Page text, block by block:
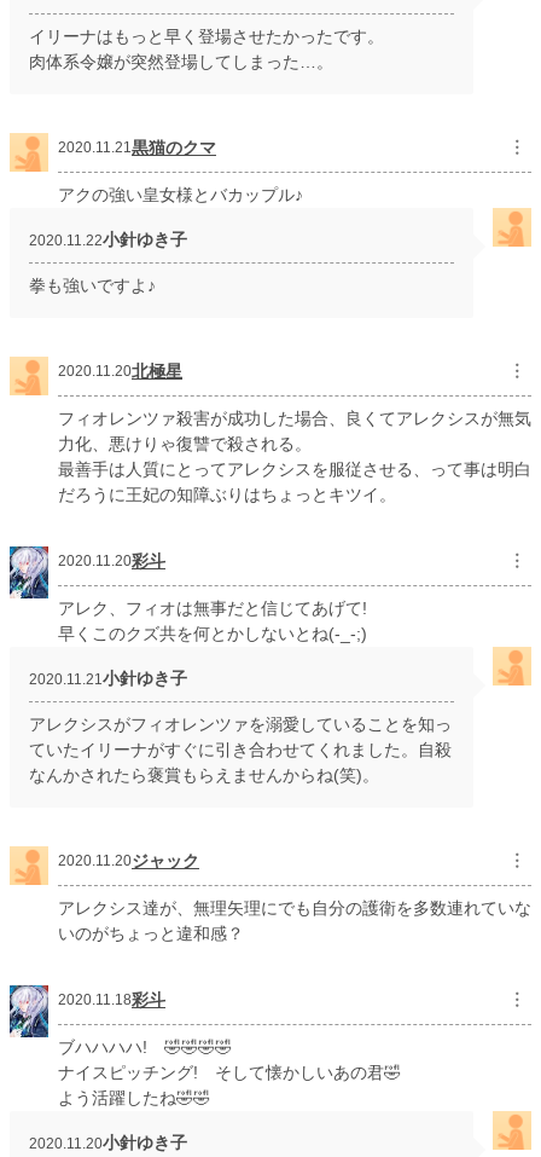
イリーナはもっと早く登場させたかったです。
肉体系令嬢が突然登場してしまった…。
2020.11.21黒猫のクマ ︙
アクの強い皇女様とバカップル♪
2020.11.22小針ゆき子
拳も強いですよ♪
2020.11.20北極星 ︙
フィオレンツァ殺害が成功した場合、良くてアレクシスが無気
力化、悪けりゃ復讐で殺される。
最善手は人質にとってアレクシスを服従させる、って事は明白
だろうに王妃の知障ぶりはちょっとキツイ。
2020.11.20彩斗 ︙
アレク、フィオは無事だと信じてあげて!
早くこのクズ共を何とかしないとね(-_-;)
2020.11.21 小針ゆき子
アレクシスがフィオレンツァを溺愛していることを知っ
ていたイリーナがすぐに引き合わせてくれました。自殺
なんかされたら褒賞もらえませんからね(笑)。
2020.11.20ジャック ︙
アレクシス達が、無理矢理にでも自分の護衛を多数連れていな
いのがちょっと違和感？
2020.11.18彩斗 ︙
ブハハハハ! 🤣🤣🤣🤣
ナイスピッチング! そして懐かしいあの君🤣
よう活躍したね🤣🤣
2020.11.20小針ゆき子